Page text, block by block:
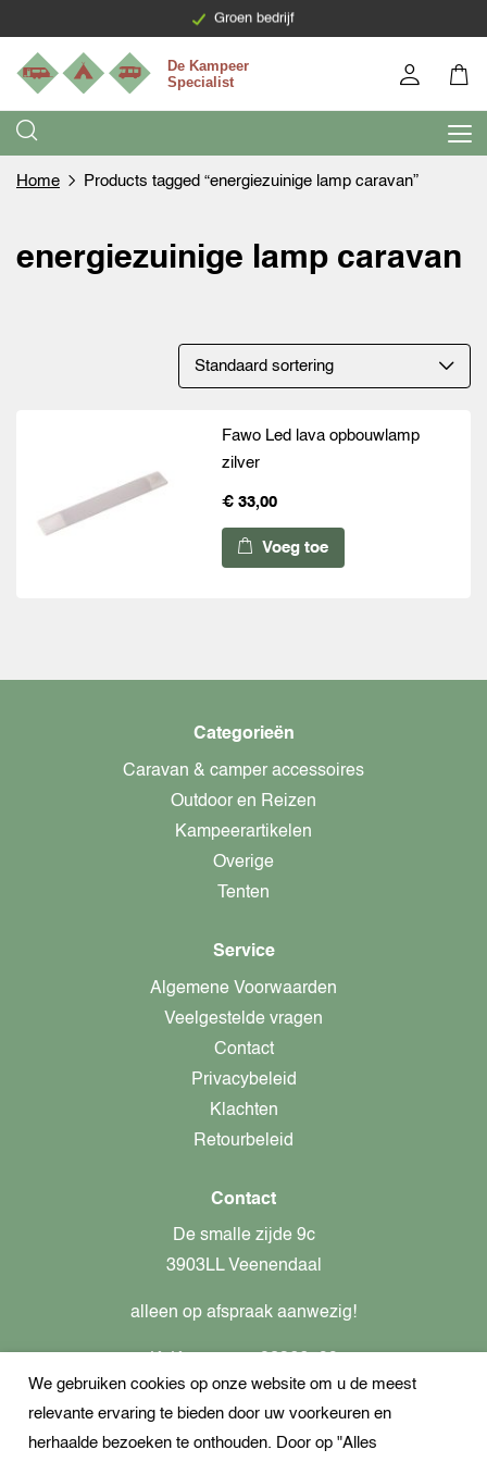
Groen bedrijf
Levering binnen 7 werkdagen
Home Products tagged “energiezuinige lamp caravan”
energiezuinige lamp caravan
Fawo Led lava opbouwlamp
zilver
€ 33,00
Voeg toe
Categorieën
Caravan & camper accessoires
Outdoor en Reizen
Kampeerartikelen
Overige
Tenten
Service
Algemene Voorwaarden
Veelgestelde vragen
Contact
Privacybeleid
Klachten
Retourbeleid
Contact
De smalle zijde 9c
3903LL Veenendaal
alleen op afspraak aanwezig!
Btw-nummer: nl862437301B01
+31621944547
We gebruiken cookies op onze website om u de meest
relevante ervaring te bieden door uw voorkeuren en
herhaalde bezoeken te onthouden. Door op "Alles